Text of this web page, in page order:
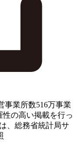
事業所数516万事業
性の高い掲載を行っ
、総務省統計局サ